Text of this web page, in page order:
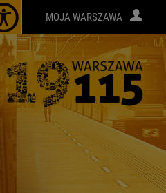
MOJA WARSZAWA